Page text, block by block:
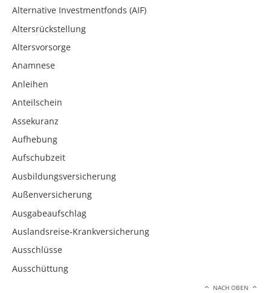
Alternative Investmentfonds (AIF)
Altersrückstellung
Altersvorsorge
Anamnese
Anleihen
Anteilschein
Assekuranz
Aufhebung
Aufschubzeit
Ausbildungsversicherung
Außenversicherung
Ausgabeaufschlag
Auslandsreise-Krankversicherung
Ausschlüsse
Ausschüttung
NACH OBEN